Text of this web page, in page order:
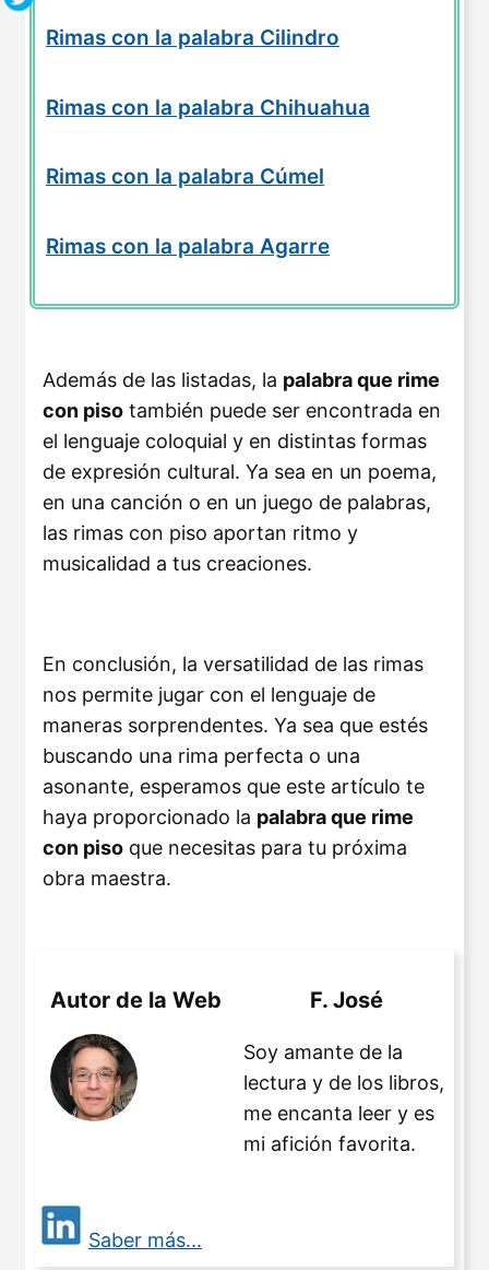
Rimas con la palabra Cilindro
Rimas con la palabra Chihuahua
Rimas con la palabra Cúmel
Rimas con la palabra Agarre
Además de las listadas, la palabra que rime
con piso también puede ser encontrada en
el lenguaje coloquial y en distintas formas
de expresión cultural. Ya sea en un poema,
en una canción o en un juego de palabras,
las rimas con piso aportan ritmo y
musicalidad a tus creaciones.
En conclusión, la versatilidad de las rimas
nos permite jugar con el lenguaje de
maneras sorprendentes. Ya sea que estés
buscando una rima perfecta o una
asonante, esperamos que este artículo te
haya proporcionado la palabra que rime
con piso que necesitas para tu próxima
obra maestra.
Autor de la Web F. José
Soy amante de la
lectura y de los libros,
me encanta leer y es
mi afición favorita.
Saber más...